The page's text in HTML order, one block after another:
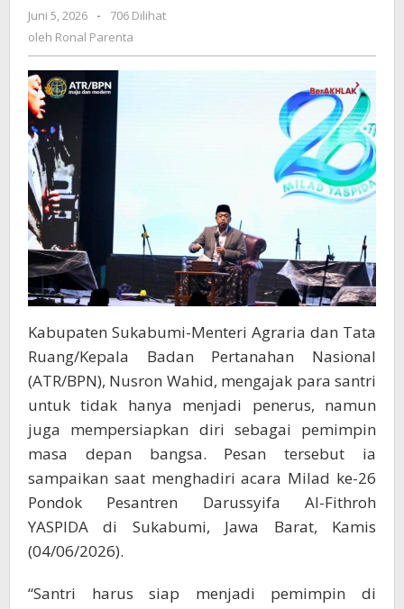
Siap
Menjadi
Juni 5, 2026
oleh
Ronal
-
706 Dilihat
oleh Ronal Parenta
Kabupaten Sukabumi-Menteri Agraria dan Tata
Ruang/Kepala Badan Pertanahan Nasional
(ATR/BPN), Nusron Wahid, mengajak para santri
untuk tidak hanya menjadi penerus, namun
juga mempersiapkan diri sebagai pemimpin
masa depan bangsa. Pesan tersebut ia
sampaikan saat menghadiri acara Milad ke-26
Pondok Pesantren Darussyifa Al-Fithroh
YASPIDA di Sukabumi, Jawa Barat, Kamis
(04/06/2026).
“Santri harus siap menjadi pemimpin di